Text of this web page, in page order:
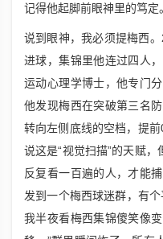
记得他起脚前眼神里的笃定。
说到眼神，我必须提梅西
进球，集锦里他连过四人
运动心理学博士，他专门
他发现梅西在突破第三名
转向左侧底线的空档，提
说这是“视觉扫描”的天赋
反复看一百遍的人，才能
发到一个梅西球迷群，有
我半夜看梅西集锦傻笑像